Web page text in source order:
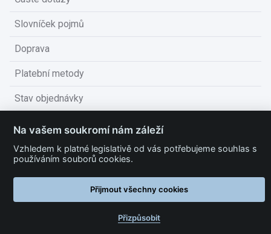
Slovníček pojmů
Doprava
Platební metody
Stav objednávky
Obchodní podmínky
Technické podmínky
Na vašem soukromí nám záleží
Vzhledem k platné legislativě od vás potřebujeme souhlas s
používáním souborů cookies.
Přijmout všechny cookies
Přizpůsobit